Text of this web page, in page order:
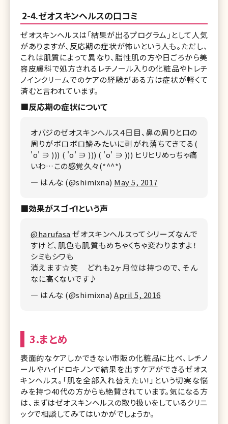
2-4.ゼオスキンヘルスの口コミ
ゼオスキンヘルスは「結果が出るプログラム」として人気
がありますが、反応期の症状が怖いという人も。ただし、
これは肌質によって異なり、脂性肌の方や日ごろから美
容皮膚科で処方されるレチノール入りの化粧品やトレチ
ノインクリームでのケアの経験がある方は症状が軽くて
済むと言われています。
■反応期の症状について
オバジのゼオスキンヘルス４日目、鼻の周りと口の
周りがボロボロ鱗みたいに剥がれ落ちてきてる(
'o' ∋ ))) ( 'o' ∋ ))) ( 'o' ∋ ))) ヒリヒリめっちゃ痛
いわ…この感覚久々(*^^*)
— はんな (@shimixna) May 5, 2017
■効果がスゴイ!という声
@harufasa ゼオスキンヘルスってシリーズなんで
すけど、肌色も肌質もめちゃくちゃ変わりますよ！
シミもシワも
消えます☆笑 どれも2ヶ月位は持つので、そん
なに高くないです♪
— はんな (@shimixna) April 5, 2016
3.まとめ
表面的なケアしかできない市販の化粧品に比べ、レチノ
ールやハイドロキノンで結果を出すケアができるゼオス
キンヘルス。「肌を全部入れ替えたい!」という切実な悩
みを持つ40代の方からも絶賛されています。気になる方
は、まずはゼオスキンヘルスの取り扱いをしているクリニ
ックで相談してみてはいかがでしょうか。